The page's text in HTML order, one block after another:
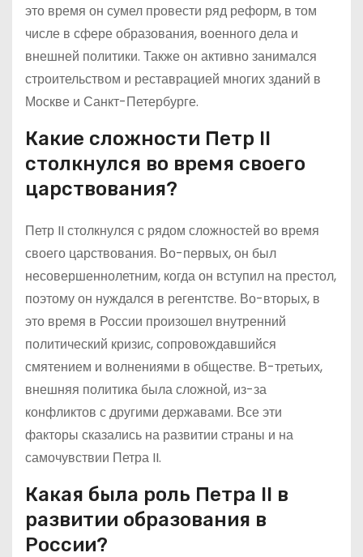
это время он сумел провести ряд реформ, в том
числе в сфере образования, военного дела и
внешней политики. Также он активно занимался
строительством и реставрацией многих зданий в
Москве и Санкт-Петербурге.
Какие сложности Петр II
столкнулся во время своего
царствования?
Петр II столкнулся с рядом сложностей во время
своего царствования. Во-первых, он был
несовершеннолетним, когда он вступил на престол,
поэтому он нуждался в регентстве. Во-вторых, в
это время в России произошел внутренний
политический кризис, сопровождавшийся
смятением и волнениями в обществе. В-третьих,
внешняя политика была сложной, из-за
конфликтов с другими державами. Все эти
факторы сказались на развитии страны и на
самочувствии Петра II.
Какая была роль Петра II в
развитии образования в
России?